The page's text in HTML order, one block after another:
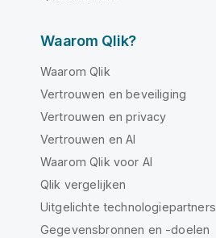
Waarom Qlik?
Waarom Qlik
Vertrouwen en beveiliging
Vertrouwen en privacy
Vertrouwen en AI
Waarom Qlik voor AI
Qlik vergelijken
Uitgelichte technologiepartners
Gegevensbronnen en -doelen